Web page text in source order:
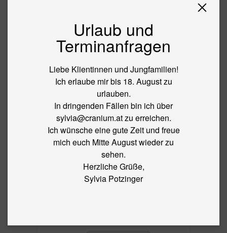
meine Leistungen übernommen
werden können.
Vereinbarte Termine sind
verbindlich! Bei Verhinderung
müssen Termine bis 24h vorher
abgesagt werden. Bei späterer
Meldung behalte ich mir vor Ihnen
ein Ausfallshonorar in der Höhe von
85€ zu verrechnen.
Sollte Krankheit ein
Verhinderungsgrund sein, dann
fallen keine Kosten an, sofern ein
Ersatztermin gebucht wird.
Urlaub und
Terminanfragen
Liebe Klientinnen und Jungfamilien!
Ich erlaube mir bis 18. August zu
urlauben.
In dringenden Fällen bin ich über
sylvia@cranium.at zu erreichen.
Ich wünsche eine gute Zeit und freue
mich euch Mitte August wieder zu
sehen.
Herzliche Grüße,
Sylvia Potzinger